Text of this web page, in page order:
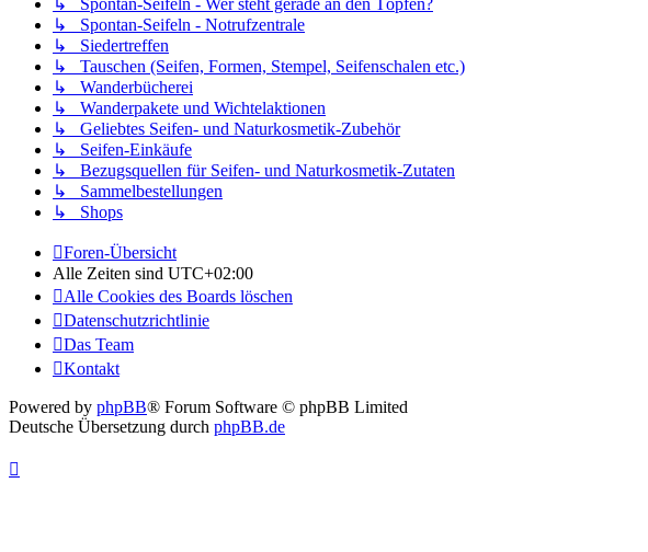
↳ Spontan-Seifeln - Wer steht gerade an den Töpfen?
↳ Spontan-Seifeln - Notrufzentrale
↳ Siedertreffen
↳ Tauschen (Seifen, Formen, Stempel, Seifenschalen etc.)
↳ Wanderbücherei
↳ Wanderpakete und Wichtelaktionen
↳ Geliebtes Seifen- und Naturkosmetik-Zubehör
↳ Seifen-Einkäufe
↳ Bezugsquellen für Seifen- und Naturkosmetik-Zutaten
↳ Sammelbestellungen
↳ Shops
Foren-Übersicht
Alle Zeiten sind UTC+02:00
Alle Cookies des Boards löschen
Datenschutzrichtlinie
Das Team
Kontakt
Powered by phpBB® Forum Software © phpBB Limited
Deutsche Übersetzung durch phpBB.de